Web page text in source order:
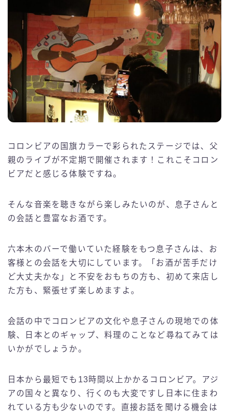
コロンビアの国旗カラーで彩られたステージでは、父
親のライブが不定期で開催されます！これこそコロン
ビアだと感じる体験ですね。
そんな音楽を聴きながら楽しみたいのが、息子さんと
の会話と豊富なお酒です。
六本木のバーで働いていた経験をもつ息子さんは、お
客様との会話を大切にしています。「お酒が苦手だけ
ど大丈夫かな」と不安をおもちの方も、初めて来店し
た方も、緊張せず楽しめますよ。
会話の中でコロンビアの文化や息子さんの現地での体
験、日本とのギャップ、料理のことなど尋ねてみては
いかがでしょうか。
日本から最短でも13時間以上かかるコロンビア。アジ
アの国々と異なり、行くのも大変ですし日本に住まわ
れている方も少ないのです。直接お話を聞ける機会は